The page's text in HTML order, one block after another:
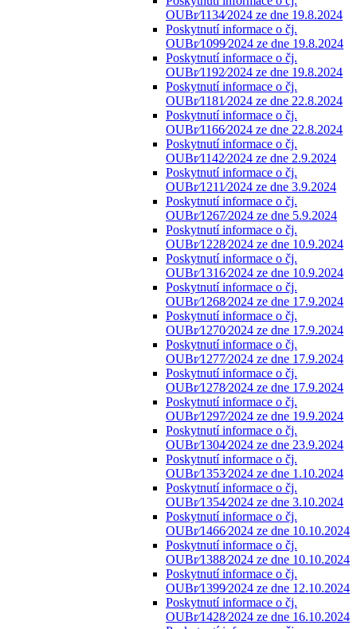
OUBr⁄1134⁄2024 ze dne 19.8.2024
Poskytnutí informace o čj.
OUBr⁄1099⁄2024 ze dne 19.8.2024
Poskytnutí informace o čj.
OUBr⁄1192⁄2024 ze dne 19.8.2024
Poskytnutí informace o čj.
OUBr⁄1181⁄2024 ze dne 22.8.2024
Poskytnutí informace o čj.
OUBr⁄1166⁄2024 ze dne 22.8.2024
Poskytnutí informace o čj.
OUBr⁄1142⁄2024 ze dne 2.9.2024
Poskytnutí informace o čj.
OUBr⁄1211⁄2024 ze dne 3.9.2024
Poskytnutí informace o čj.
OUBr⁄1267⁄2024 ze dne 5.9.2024
Poskytnutí informace o čj.
OUBr⁄1228⁄2024 ze dne 10.9.2024
Poskytnutí informace o čj.
OUBr⁄1316⁄2024 ze dne 10.9.2024
Poskytnutí informace o čj.
OUBr⁄1268⁄2024 ze dne 17.9.2024
Poskytnutí informace o čj.
OUBr⁄1270⁄2024 ze dne 17.9.2024
Poskytnutí informace o čj.
OUBr⁄1277⁄2024 ze dne 17.9.2024
Poskytnutí informace o čj.
OUBr⁄1278⁄2024 ze dne 17.9.2024
Poskytnutí informace o čj.
OUBr⁄1297⁄2024 ze dne 19.9.2024
Poskytnutí informace o čj.
OUBr⁄1304⁄2024 ze dne 23.9.2024
Poskytnutí informace o čj.
OUBr⁄1353⁄2024 ze dne 1.10.2024
Poskytnutí informace o čj.
OUBr⁄1354⁄2024 ze dne 3.10.2024
Poskytnutí informace o čj.
OUBr⁄1466⁄2024 ze dne 10.10.2024
Poskytnutí informace o čj.
OUBr⁄1388⁄2024 ze dne 10.10.2024
Poskytnutí informace o čj.
OUBr⁄1399⁄2024 ze dne 12.10.2024
Poskytnutí informace o čj.
OUBr⁄1428⁄2024 ze dne 16.10.2024